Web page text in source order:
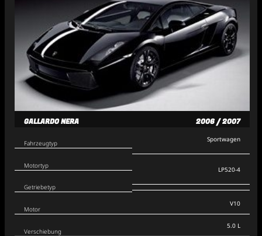
GALLARDO NERA 2006 / 2007
Fahrzeugtyp
Motortyp
Getriebetyp
Sportwagen
LP520-4
Motor
Verschiebung
V10
5.0 L